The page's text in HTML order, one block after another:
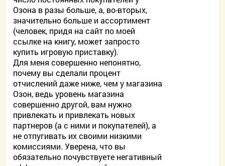
Озона в разы больше, а, во-вторых,
значительно больше и ассортимент
(человек, придя на сайт по моей
ссылке на книгу, может запросто
купить игровую приставку).
Для меня совершенно непонятно,
почему вы сделали процент
отчислений даже ниже, чем у магазина
Озон, ведь уровень магазина
совершенно другой, вам нужно
привлекать и привлекать новых
партнеров (а с ними и покупателей), а
не отпугивать их своими низкими
комиссиями. Уверена, что вы
обязательно почувствуете негативный